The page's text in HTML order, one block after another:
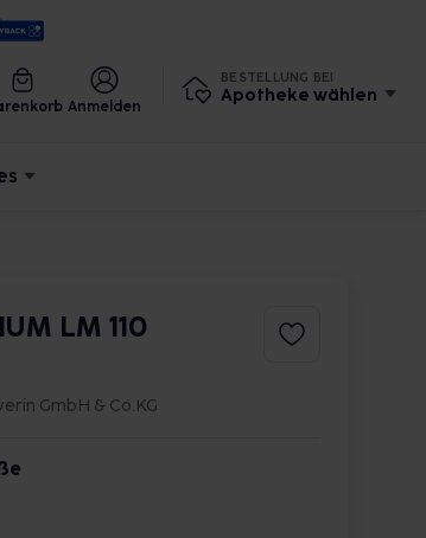
Anmelden
BESTELLUNG BEI
Apotheke wählen
LM 110
GmbH & Co.KG